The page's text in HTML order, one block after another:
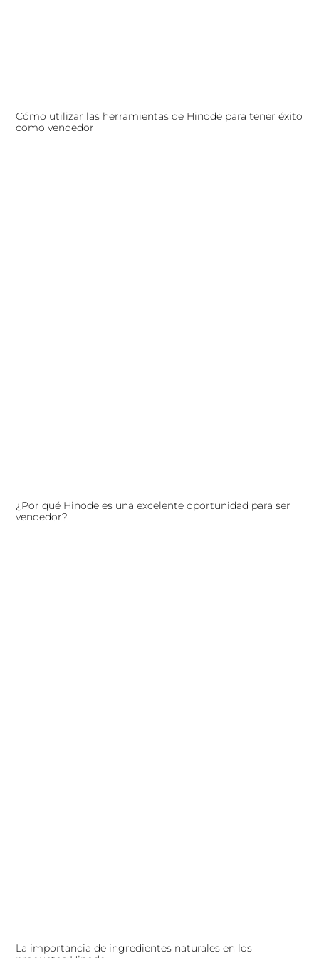
Cómo utilizar las herramientas de Hinode para tener éxito
como vendedor
¿Por qué Hinode es una excelente oportunidad para ser
vendedor?
La importancia de ingredientes naturales en los